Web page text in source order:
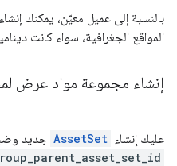
بالنسبة إلى عميل معيّن، يمكنك
المواقع الجغرافية، سواء كانت
إنشاء مجموعة مواد عرض
عليك إنشاء AssetSet جديد